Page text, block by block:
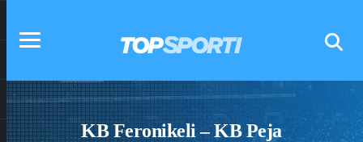
KB Feronikeli – KB Peja